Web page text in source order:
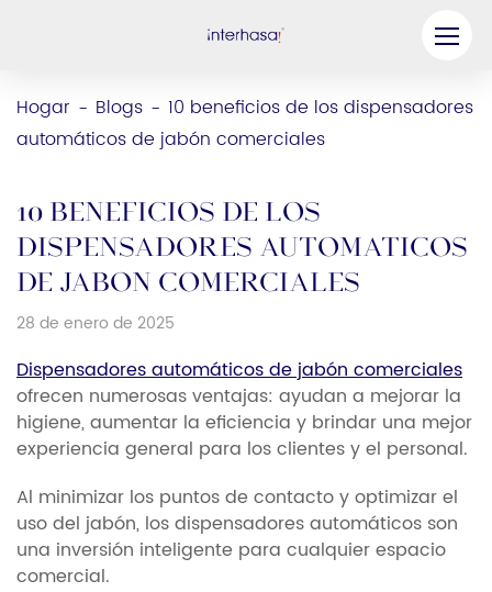
Hogar - Blogs - 10 beneficios de los dispensadores
automáticos de jabón comerciales
10 beneficios de los
dispensadores automáticos
de jabón comerciales
28 de enero de 2025
Dispensadores automáticos de jabón comerciales
ofrecen numerosas ventajas: ayudan a mejorar la
higiene, aumentar la eficiencia y brindar una mejor
experiencia general para los clientes y el personal.
Al minimizar los puntos de contacto y optimizar el
uso del jabón, los dispensadores automáticos son
una inversión inteligente para cualquier espacio
comercial.
Producto
Compañía
Sea nuestro socio
Solución
Recursos